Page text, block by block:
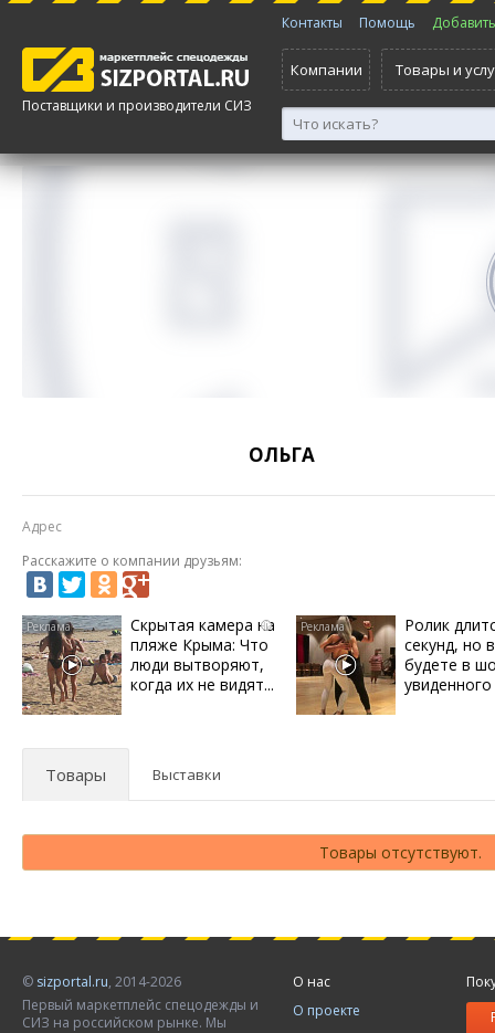
Поставщики и производители СИЗ
Контакты Помощь
Компании Товары и
ОЛЬГА
Адрес
Расскажите о компании друзьям:
i
Скрытая камера на
пляже Крыма: Что
люди вытворяют,
когда их не видят...
Ролик
секунд, но
будете в
увиденного
Товары Выставки
Товары отсутствуют.
© sizportal.ru, 2014-2026
Первый маркетплейс спецодежды и
СИЗ на российском рынке. Мы
О нас
О проекте